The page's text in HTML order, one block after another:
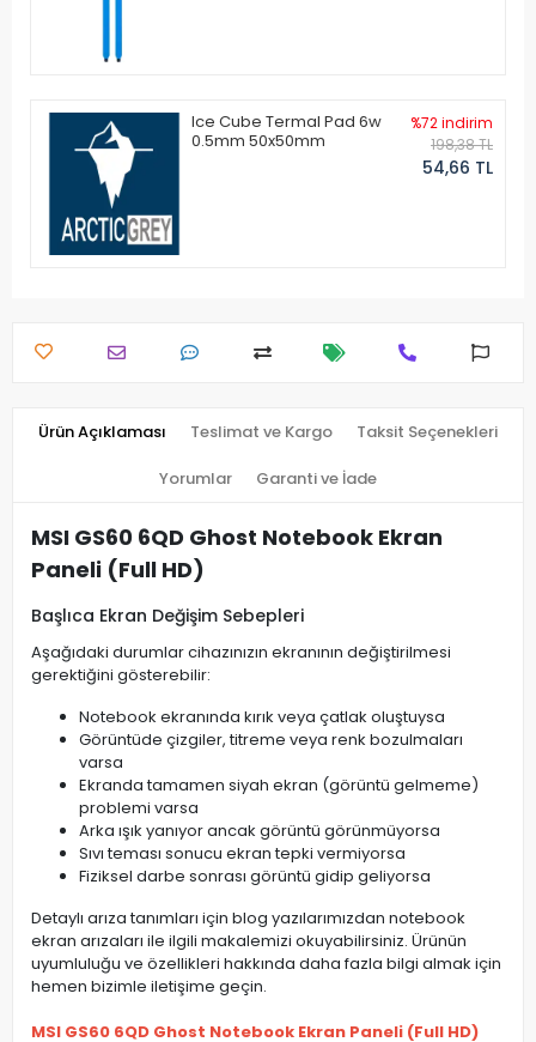
Ice Cube Termal Pad 6w
0.5mm 50x50mm
%72 indirim
198,38 TL
54,66 TL
Ürün Açıklaması Teslimat ve Kargo Taksit Seçenekleri
Yorumlar Garanti ve İade
MSI GS60 6QD Ghost Notebook Ekran
Paneli (Full HD)
Başlıca Ekran Değişim Sebepleri
Aşağıdaki durumlar cihazınızın ekranının değiştirilmesi
gerektiğini gösterebilir:
Notebook ekranında kırık veya çatlak oluştuysa
Görüntüde çizgiler, titreme veya renk bozulmaları
varsa
Ekranda tamamen siyah ekran (görüntü gelmeme)
problemi varsa
Arka ışık yanıyor ancak görüntü görünmüyorsa
Sıvı teması sonucu ekran tepki vermiyorsa
Fiziksel darbe sonrası görüntü gidip geliyorsa
Detaylı arıza tanımları için blog yazılarımızdan notebook
ekran arızaları ile ilgili makalemizi okuyabilirsiniz. Ürünün
uyumluluğu ve özellikleri hakkında daha fazla bilgi almak için
hemen bizimle iletişime geçin.
MSI GS60 6QD Ghost Notebook Ekran Paneli (Full HD)